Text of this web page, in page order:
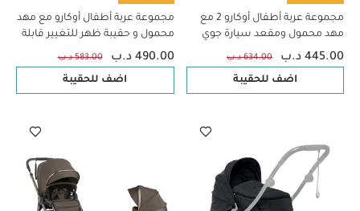
مجموعة عربة أطفال أوكارو 2 مع
مهد محمول ومقعد سيارة جوي
لمراحل عمرية متعددة - هيريتج
445.00 د.ب 634.00 د.ب
اضف للحقيبة
مجموعة عربة أطفال أوكارو مع مهد
محمول و حقيبة ظهر للتغيير قابلة
للتعديل (3 قطع) باللون إكليبس
490.00 د.ب 583.00 د.ب
اضف للحقيبة